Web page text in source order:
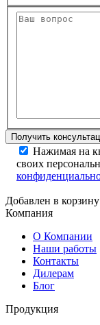
Нажимая на
своих
Добавлен в корзину
Компания
О Компании
Наши работы
Контакты
Дилерам
Блог
Продукция